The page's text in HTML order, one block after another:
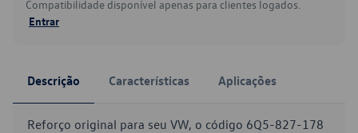
Compatibilidade disponível apenas para clientes logados.
Entrar
Descrição Características Aplicações
Reforço original para seu VW, o código 6Q5-827-178